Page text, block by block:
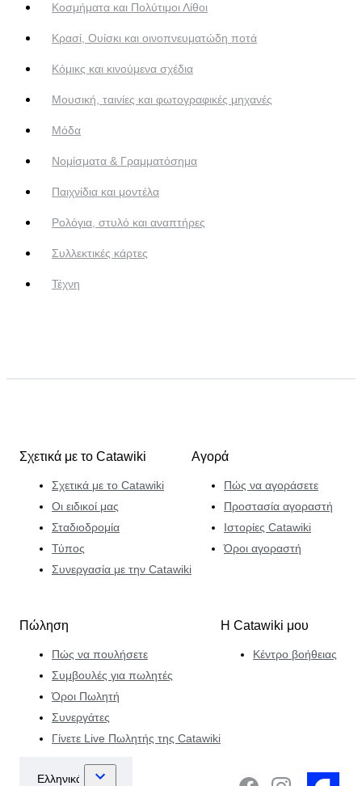
Κοσμήματα και Πολύτιμοι Λίθοι
Κρασί, Ουίσκι και οινοπνευματώδη ποτά
Κόμικς και κινούμενα σχέδια
Μουσική, ταινίες και φωτογραφικές μηχανές
Μόδα
Νομίσματα & Γραμματόσημα
Παιχνίδια και μοντέλα
Ρολόγια, στυλό και αναπτήρες
Συλλεκτικές κάρτες
Τέχνη
Σχετικά με το Catawiki
Σχετικά με το Catawiki
Οι ειδικοί μας
Σταδιοδρομία
Τύπος
Συνεργασία με την Catawiki
Αγορά
Πώς να αγοράσετε
Προστασία αγοραστή
Ιστορίες Catawiki
Όροι αγοραστή
Πώληση
Πώς να πουλήσετε
Συμβουλές για πωλητές
Όροι Πωλητή
Συνεργάτες
Γίνετε Live Πωλητής της Catawiki
Η Catawiki μου
Κέντρο βοήθειας